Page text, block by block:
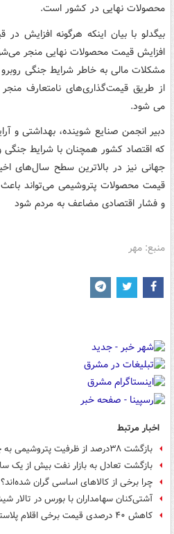
محصولات نهایی در کشور است.
بیگدلو با بیان اینکه هرگونه افزایش
افزایش قیمت محصولات نهایی منجر
مشکلات مالی به خاطر شرایط جنگی
از طریق قیمت‌گذاری‌های نامتعارف
می شود.
دبیر انجمن صنایع شوینده، بهداشتی و
که اقتصاد کشور همچنان با شرایط
جهانی نیز در بالاترین سطح سال‌های
قیمت محصولات پتروشیمی می‌تواند
و فشار اقتصادی مضاعف به مردم شود
منبع: مهر
اخبار مرتبط
بازگشت ۳۸درصد از ظرفیت‌ پتروشیمی به چرخه تولید
بازگشت تعادل به بازار نفت بیش از یک
چرا برخی از کالاهای اساسی گران شده‌اند؟
آشتی‌کنان سهامداران با بورس در تالار
کاهش ۴۰ درصدی قیمت برخی اقلام پلاستیکی در بازار